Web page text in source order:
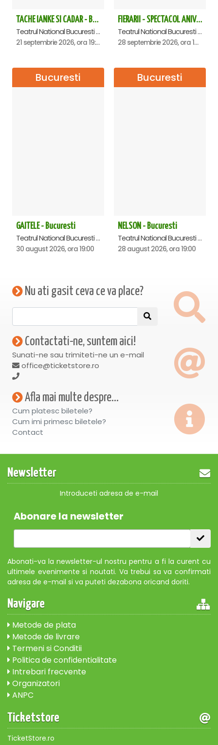
TACHE IANKE SI CADAR - Bucuresti
Teatrul National Bucuresti - Sala Ion Caramitru, Bucuresti
21 septembrie 2026, ora 19:00
FIERARII - SPECTACOL ANIVERSAR GEORGE MIHĂIȚĂ
Teatrul National Bucuresti - Sala Ion Caramitru, Bucuresti
28 septembrie 2026, ora 19:00
Bucuresti
GAITELE - Bucuresti
Teatrul National Bucuresti - Sala Ion Caramitru, Bucuresti
30 august 2026, ora 19:00
Bucuresti
NELSON - Bucuresti
Teatrul National Bucuresti - Sala Ion Caramitru, Bucuresti
28 august 2026, ora 19:00
Nu ati gasit ceva ce va place?
Contactati-ne, suntem aici!
Sunati-ne sau trimiteti-ne un e-mail
office@ticketstore.ro
Afla mai multe despre...
Cum platesc biletele?
Cum imi primesc biletele?
Contact
Newsletter
Introduceti adresa de e-mail
Abonare la newsletter
Abonati-va la newsletter-ul nostru pentru a fi la curent cu
ultimele evenimente si noutati. Va trebui sa va confirmati
adresa de e-mail si va puteti dezabona oricand doriti.
Navigare
Metode de plata
Metode de livrare
Termeni si Conditii
Politica de confidentialitate
Intrebari frecvente
Organizatori
ANPC
Ticketstore
TicketStore.ro